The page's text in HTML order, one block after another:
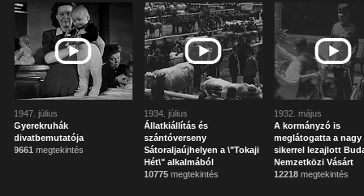
1947. július
Gyerekruhák
divatbemutatója
9661 megtekintés
1934. július
Állatkiállítás és
szántóverseny
Sátoraljaújhelyen a \"Tokaji
Hét\" alkalmából
10775 megtekintés
1932. május
A kormányzó is
meglátogatta a nagy
sikerrel lezajlott
Nemzetközi Vásárt
12218 megtekintés